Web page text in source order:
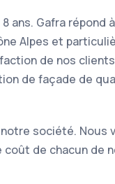
ans. Gafra répond
Alpes et
de nos
de façade de
société. Nous
de chacun de